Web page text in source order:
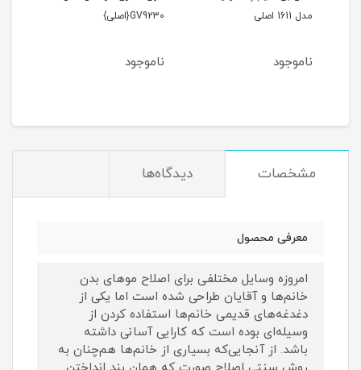
GV9230{اصلی}
ناموجود
مدل 501(اصلی)
ناموجود
مشخصات دیدگاه‌ها
معرفی محصول
امروزه وسایل مختلفی برای اصلاح موهای بدن
خانم‌ها و آقایان طراحی شده است اما یکی از
دغدغه‌های قدیمی خانم‌ها استفاده کردن از
وسیله‌ای بوده است که کارایی آسانی داشته
باشد. از آنجایی‌که بسیاری از خانم‌ها هم‌چنان به